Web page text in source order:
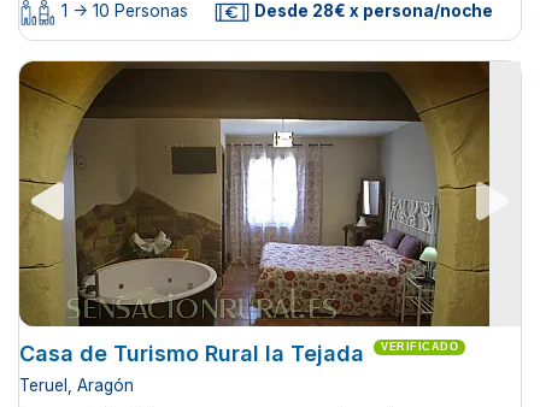
1 -> 10 Personas Desde 28€ x persona/noche
Casa de Turismo Rural la Tejada VERIFICADO
Teruel, Aragón